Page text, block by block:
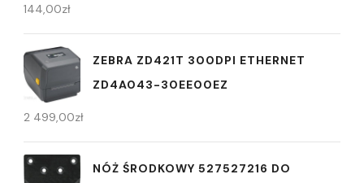
144,00zł
ZEBRA ZD421T 300DPI ETHERNET
ZD4A043-30EE00EZ
2 499,00zł
NÓŻ ŚRODKOWY 527527216 DO